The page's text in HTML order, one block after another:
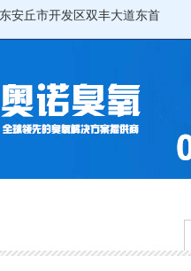
安丘市开发区双丰大道东首